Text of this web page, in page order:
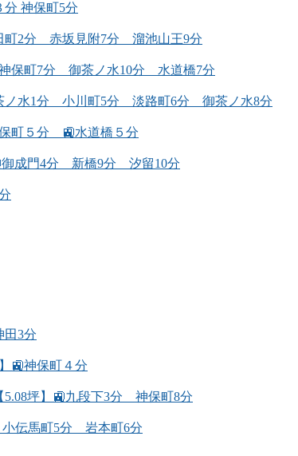
分 神保町5分
町2分 赤坂見附7分 溜池山王9分
神保町7分 御茶ノ水10分 水道橋7分
茶ノ水1分 小川町5分 淡路町6分 御茶ノ水8分
保町５分 🚉水道橋５分
御成門4分 新橋9分 汐留10分
田3分
🚉神保町４分
5.08坪】🚉九段下3分 神保町8分
小伝馬町5分 岩本町6分